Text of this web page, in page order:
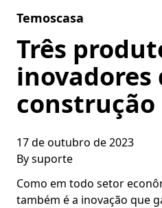
Temoscasa
Três
inovadores
17 de outubro de 2023
Bysuporte
Como em todo setor
também é a inovação que